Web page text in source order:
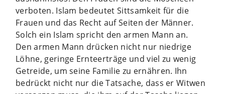
verboten. Islam bedeutet Sittsamkeit für die
Frauen und das Recht auf Seiten der Männer.
Solch ein Islam spricht den armen Mann an.
Den armen Mann drücken nicht nur niedrige
Löhne, geringe Ernteerträge und viel zu wenig
Getreide, um seine Familie zu ernähren. Ihn
bedrückt nicht nur die Tatsache, dass er Witwen